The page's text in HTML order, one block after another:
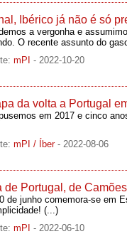
Ibérico já não é só
a vergonha e
O recente assunto do
mPI - 2022-10-20
da volta a Portugal
em 2017 e cinco
mPI / Íber - 2022-08-06
de Portugal, de
de junho comemora-se em
(...)
mPI - 2022-06-10